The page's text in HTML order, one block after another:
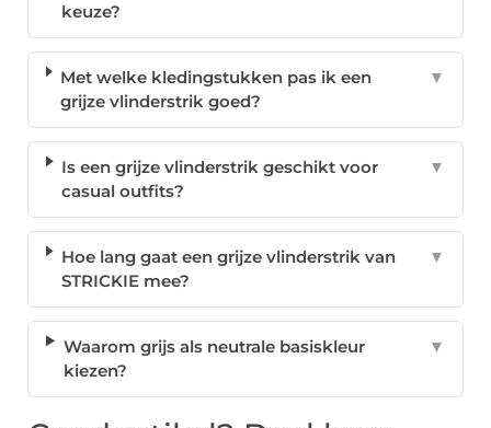
keuze?
Met welke kledingstukken pas ik een
grijze vlinderstrik goed?
▼
Is een grijze vlinderstrik geschikt voor
casual outfits?
▼
Hoe lang gaat een grijze vlinderstrik van
STRICKIE mee?
▼
Waarom grijs als neutrale basiskleur
kiezen?
▼